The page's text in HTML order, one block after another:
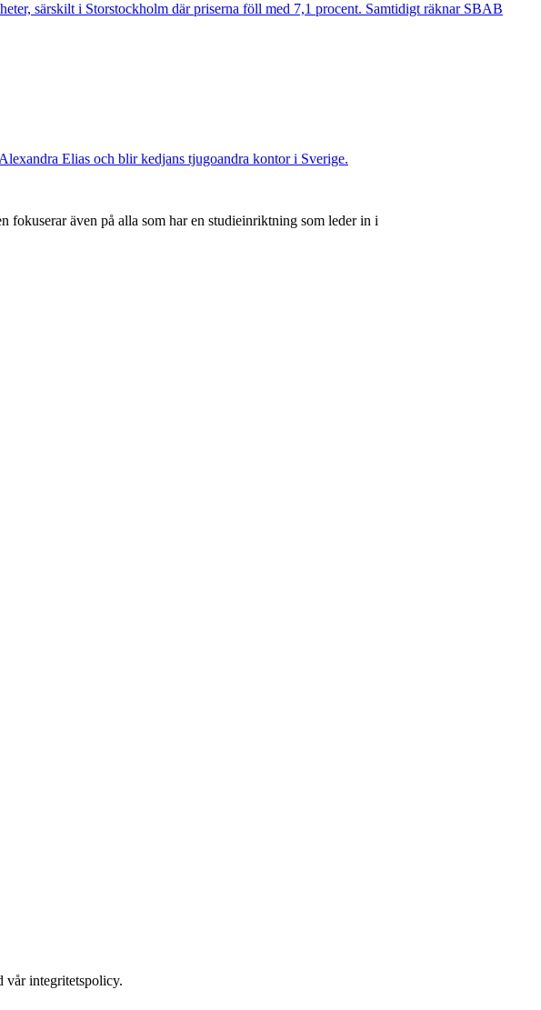
särskilt i Storstockholm där priserna föll med 7,1 procent. Samtidigt räknar SBAB
Elias och blir kedjans tjugoandra kontor i Sverige.
även på alla som har en studieinriktning som leder in i
vår integritetspolicy.